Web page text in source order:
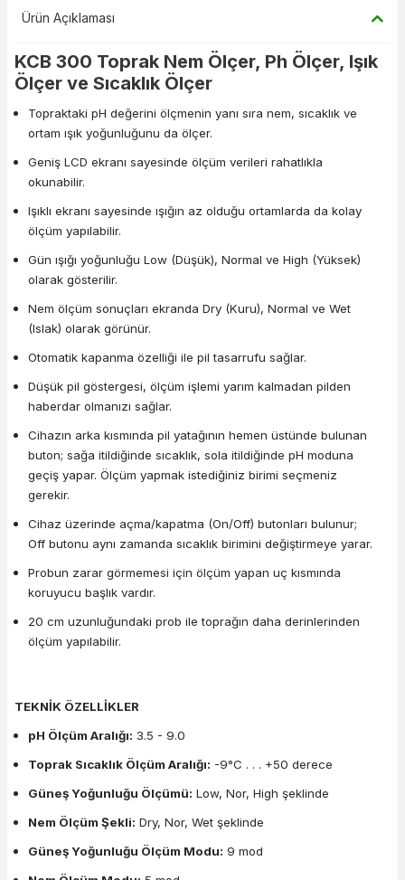
Ürün Açıklaması
KCB 300 Toprak Nem Ölçer, Ph Ölçer, Işık
Ölçer ve Sıcaklık Ölçer
Topraktaki pH değerini ölçmenin yanı sıra nem, sıcaklık ve
ortam ışık yoğunluğunu da ölçer.
Geniş LCD ekranı sayesinde ölçüm verileri rahatlıkla
okunabilir.
Işıklı ekranı sayesinde ışığın az olduğu ortamlarda da kolay
ölçüm yapılabilir.
Gün ışığı yoğunluğu Low (Düşük), Normal ve High (Yüksek)
olarak gösterilir.
Nem ölçüm sonuçları ekranda Dry (Kuru), Normal ve Wet
(Islak) olarak görünür.
Otomatik kapanma özelliği ile pil tasarrufu sağlar.
Düşük pil göstergesi, ölçüm işlemi yarım kalmadan pilden
haberdar olmanızı sağlar.
Cihazın arka kısmında pil yatağının hemen üstünde bulunan
buton; sağa itildiğinde sıcaklık, sola itildiğinde pH moduna
geçiş yapar. Ölçüm yapmak istediğiniz birimi seçmeniz
gerekir.
Cihaz üzerinde açma/kapatma (On/Off) butonları bulunur;
Off butonu aynı zamanda sıcaklık birimini değiştirmeye yarar.
Probun zarar görmemesi için ölçüm yapan uç kısmında
koruyucu başlık vardır.
20 cm uzunluğundaki prob ile toprağın daha derinlerinden
ölçüm yapılabilir.
TEKNİK ÖZELLİKLER
pH Ölçüm Aralığı: 3.5 - 9.0
Toprak Sıcaklık Ölçüm Aralığı: -9°C . . . +50 derece
Güneş Yoğunluğu Ölçümü: Low, Nor, High şeklinde
Nem Ölçüm Şekli: Dry, Nor, Wet şeklinde
Güneş Yoğunluğu Ölçüm Modu: 9 mod